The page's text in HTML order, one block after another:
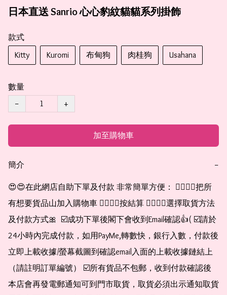
日本直送 Sanrio 心心豹紋貓貓系列掛飾
款式
Kitty
Kuromi 布甸狗 肉桂狗 Usahana
數量
−
+
加至購物車
簡介 −
😍😍在此網店自助下單及付款 非常簡單方便： 👉🏻👉🏻把所
有想要貨品山加入購物車 👉🏻👉🏻按結算 👉🏻👉🏻選擇取貨方法
及付款方式🎀  ☑️成功下單後閣下會收到Email確認👍( ☑️請於
24小時內完成付款，如用PayMe,轉數快，銀行入數，付款後
立即上載收據/螢幕截圖到確認email入面的上載收據鏈結上
（請註明訂單編號） ☑️所有貨品不包郵，收到付款確認後
本店會再發電郵通知可到門市取貨，取貨必須出示通知取貨